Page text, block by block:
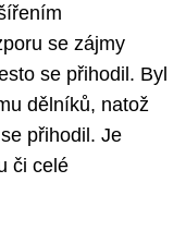
se zájmy
se přihodil. Byl
dělníků, natož
přihodil. Je
či celé